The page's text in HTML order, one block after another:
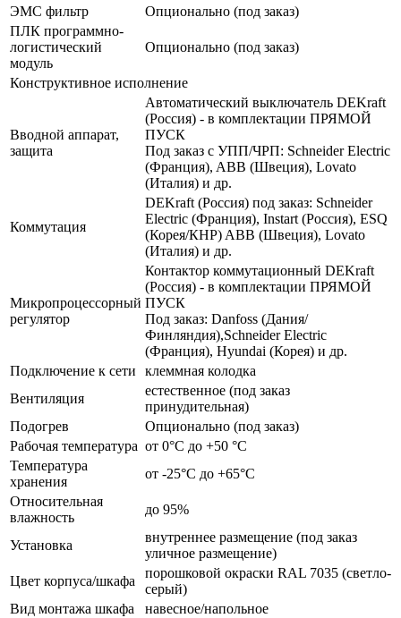
ЭМС фильтр
Опционально (под заказ)
ПЛК программно-
логистический
модуль
Опционально (под заказ)
Конструктивное исполнение
Вводной аппарат,
защита
Автоматический выключатель DEKraft
(Россия) - в комплектации ПРЯМОЙ
ПУСК
Под заказ с УПП/ЧРП: Schneider Electric
(Франция), ABB (Швеция), Lovato
(Италия) и др.
Коммутация
DEKraft (Россия) под заказ: Schneider
Electric (Франция), Instart (Россия), ESQ
(Корея/КНР) ABB (Швеция), Lovato
(Италия) и др.
Микропроцессорный
регулятор
Контактор коммутационный DEKraft
(Россия) - в комплектации ПРЯМОЙ
ПУСК
Под заказ: Danfoss (Дания/
Финляндия),Schneider Electric
(Франция), Hyundai (Корея) и др.
Подключение к сети
клеммная колодка
Вентиляция
естественное (под заказ
принудительная)
Подогрев
Опционально (под заказ)
Рабочая температура от 0°C до +50 °C
Температура
хранения
от -25°C до +65°C
Относительная
влажность
до 95%
Установка
внутреннее размещение (под заказ
уличное размещение)
Цвет корпуса/шкафа
порошковой окраски RAL 7035 (светло-
серый)
Вид монтажа шкафа
навесное/напольное